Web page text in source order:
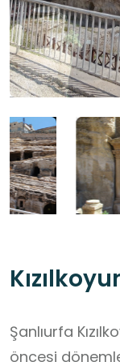
Şanlıurfa
öncesi